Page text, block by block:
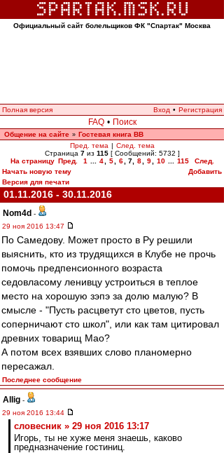
Официальный сайт болельщиков ФК "Спартак" Москва
Полная версия Вход • Регистрация
FAQ • Поиск
Общение на сайте » Гостевая книга ВВ
Пред. тема | След. тема
Страница 7из 115[ Сообщений: 5732 ]
На страницу Пред. 1 4 5 6 7, 8 9 10 115
След.
Начать новую тему
Добавить
Версия для печати
01.11.2016 - 30.11.2016
Nom4d -
29 ноя 2016 13:47
По Самедову. Может просто в Ру решили
выяснить, кто из трудящихся в Клубе не прочь
помочь предпенсионного возраста
седовласому ленивцу устроиться в теплое
место на хорошую зэпэ за долю малую? В
смысле - "Пусть расцветут сто цветов, пусть
соперничают сто школ", или как там цитировал
древних товарищ Мао?
А потом всех взявших слово планомерно
пересажал.
Последнее сообщение
Allig -
29 ноя 2016 13:44
словесник » 29 ноя 2016 13:17
Игорь, ты не хуже меня знаешь, каково
предназначение гостиниц.